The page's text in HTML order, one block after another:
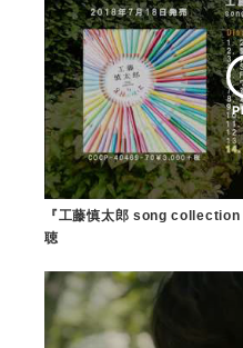
『工藤慎太郎 song
聴